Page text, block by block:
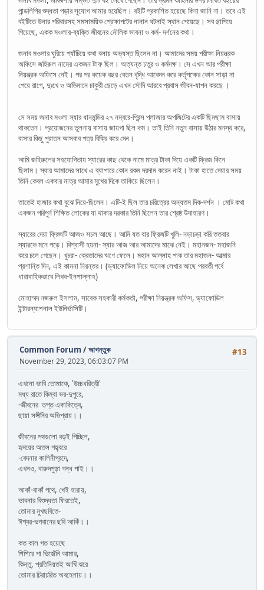
পান্ডলিপির শুদ্ধতা পড়ার সুযোগ আমার হয়েছিল। বইটি প্রকাশিত হয়েছে কিনা জানি না। তবে এই
বইটিতে উনার পরিবারসহ সমসাময়িক প্রেক্ষাপটের নানান ঘটনাই স্থান পেয়েছে। সব ছাপিয়ে
গিয়েছে, একক মওলার-ব্যক্তি জীবনের মৌলিক ভাবনা ও কর্ম- দর্শনের কথা।
জনাব মওলার ঘুরিয়ে প্যাঁচিয়ে কথা বলায় অভ্যস্ত ছিলেন না। আমাদের সময় পরীক্ষা নিয়ন্ত্রক
অফিসে জহিরুল নামের একজন ষ্টাফ ছিল। অত্যন্ত চতুর ও কর্মদক্ষ। সে এখন আর পরীক্ষা
নিয়ন্ত্রক অফিসে নেই। পর পর কয়েক বছর বেতন বৃদ্ধি আবেদন করে কর্তৃপক্ষের কোন সাড়া না
পেয়ে রাগে, দুঃখে ও অভিমানে চাকুরী ছেড়ে এখন সৌদি আরবে প্রবাস জীবন-যাপন করছে ।
সে সময় জনাব মওলা স্যার ধানমন্ডির ২৭ নম্বরে-প্রিন্স প্লাজার অপজিটের একটি ছিমছাম বাসায়
থাকতেন। প্রয়োজনের তুলনায় বাসায় জায়গা ছিল কম। তাই তিনি নতুন বাসায় উঠার মনস্থ করে,
বাসার কিছু পুরাতন আসবাব পত্র বিক্রি করে দেন।
আমি জহিরুলের সহযোগিতায় স্যারের কাছ থেকে নামে মাত্র টাকা দিয়ে একটি ফ্রিজ কিনে
ছিলাম। স্যার আমাদের সাথে এ ব্যাপারে কোন রকম দরদাম করেন নাই। টাকা হাতে দেয়ার সময়
তিনি কেবল একবার মাত্র আমার মুখের দিকে তাকিয়ে ছিলেন।
তাতেই হাজার কথা বুঝে নিয়ে-ছিলেন। এটি-ই ছিল তার চরিত্রের অন্যতম দিক-দর্শন । মোট কথা
একজন পরিপুর্ন শিক্ষিত লোকের যা থাকার দরকার তিনি ছিলেন তার শ্রেষ্ঠ উদাহারণ।
স্যারের দেয়া ফ্রিজটি আজও সচল আছে। আমি যত বার ফ্রিজটি খুলি- নড়াচড়া করি ততবার
স্যারকে মনে পড়ে। বিশ্বাসী হয়না- স্যার আজ আর আমাদের মাঝে নেই। মহানজন- মহাজনি
করে চলে গেছেন। খুচরা- ক্রেতাদের ঋণে ফেলে। মহান আল্লাহ পাক তার মহাজন- আত্মার
প্রশান্তি দিন, এই কামনা নিরন্তর। (ড্যাফোডিল নিয়ে অনেক লেখার আছে পরবর্তী পর্বে
ধারাবাহিকভাবে লিখব-ইনশাল্লাহ)
মোহাম্মদ নজরুল ইসলাম, সাবেক সহকারী কর্মকর্তা, পরীক্ষা নিয়ন্ত্রক অফিস, ড্যাফোডিল
ইন্টারন্যাশনাল ইউনির্ভাসিটি।
#13
Common Forum /আগন্তুক
November 29, 2023, 06:03:07 PM
এখনো ভাবি তোমাকে, 'উচ্চধরিত্রী'
মধ্য রাতে কিম্বা ভর-দুপুরে,
-জীবনের তপ্ত একাকিত্বে,
ছায়া সঙ্গীনির অভিপ্রায়।।
জীবনের পথগুলো বড়ই পিচ্ছিল,
হৃদয়ের অতল গহ্ব্বরে
-বেদনার কালিনীগ্রদে,
এখনও, বারুদপুড়া গন্ধ পাই।।
আকাঁ-বাকাঁ পথে, খেই হারায়,
ভাবনার বিশুদ্ধতা ফিরতেই,
তোমার মুখছবিতে-
ঈশ্বর-ভগবানের ছবি আকিঁ।।
কত কাল গত হয়েছে
শিশিরে পা ভিজেঁনি আমার,
কিন্তু, প্রতিনিয়তই আখিঁ ঝরে
তোমার চিরাচরিত অবহেলায়।।